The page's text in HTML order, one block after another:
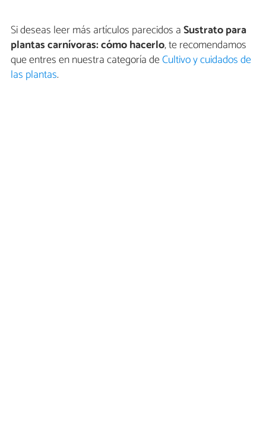
Si deseas leer más artículos parecidos aSustrato para
plantas carnívoras: cómo hacerlo, te recomendamos
que entres en nuestra categoría deCultivo y cuidados de
las plantas.